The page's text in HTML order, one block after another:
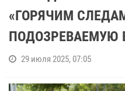
«ГОРЯЧИМ
ПОДОЗРЕВАЕМУЮ
29 июля 2025, 07:05